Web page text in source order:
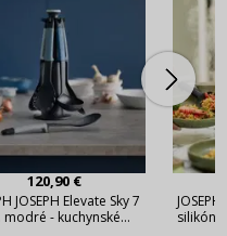
120,90 €
JOSEPH Elevate Sky 7
modré - kuchynské